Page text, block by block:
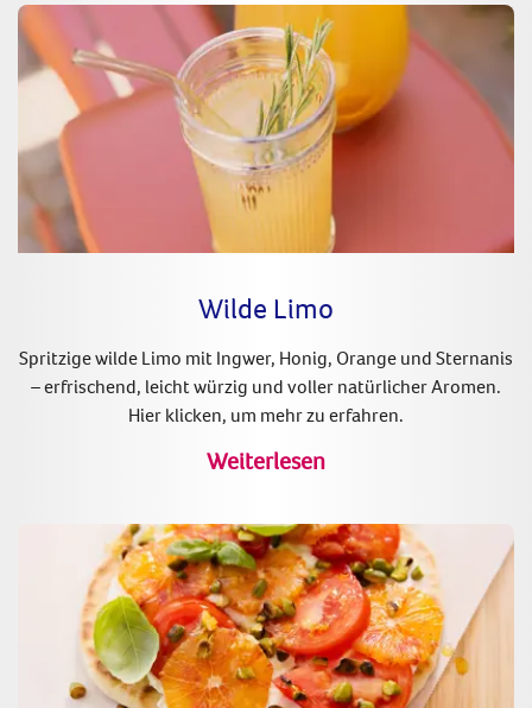
Wilde Limo
Spritzige wilde Limo mit Ingwer, Honig, Orange und Sternanis
– erfrischend, leicht würzig und voller natürlicher Aromen.
Hier klicken, um mehr zu erfahren.
Weiterlesen